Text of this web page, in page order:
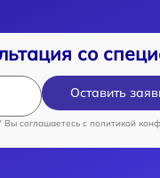
со
Оставить
Вы соглашаетесь c политикой